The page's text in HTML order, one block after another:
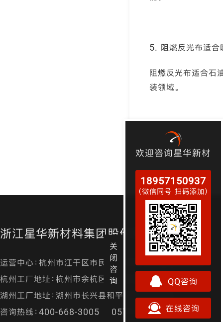
5. 阻燃反光布适合
阻燃反光布适合石
装领域。
浙江星华新材料集团股份有限公司
运营中心：杭州市江干区市民街98号尊宝大厦金尊24层
杭州工厂地址：杭州市余杭区径山镇漕桥村凤凰山
湖州工厂地址：湖州市长兴县和平镇城南开发区
咨询热线：400-668-3005 0571-87157829
关
闭
咨
询
欢迎咨询星华新材
18957150937
（微信同号 扫码添加）
QQ咨询
在线咨询